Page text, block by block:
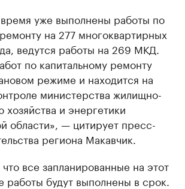
уже выполнены работы по
на 277 многоквартирных
ведутся работы на 269 МКД.
по капитальному ремонту
режиме и находится на
министерства жилищно-
хозяйства и энергетики
области», — цитирует пресс-
региона Макавчик.
все запланированные на этот
работы будут выполнены в срок.